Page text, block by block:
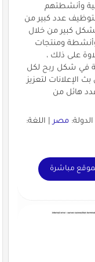
وأنشطتهم
عدد كبير من
كبير من خلال
ومنتجات
على ذلك ،
في شكل ربح لكل
الإعلانات لتعزيز
هائل من
مصر| اللغة:
مباشرة